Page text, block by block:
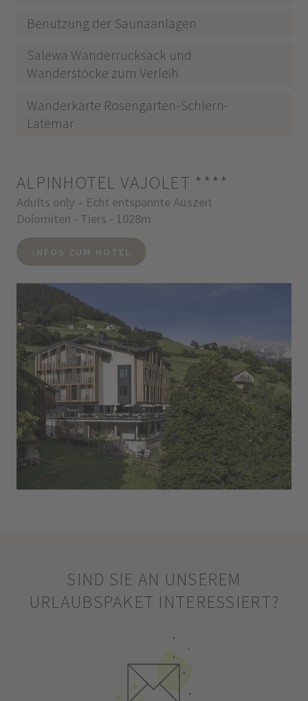
Benutzung der Saunaanlagen
Salewa Wanderrucksack und
Wanderstöcke zum Verleih
Wanderkarte Rosengarten-Schlern-
Latemar
ALPINHOTEL VAJOLET ****
Adults only – Echt entspannte Auszeit
Dolomiten - Tiers - 1028m
INFOS ZUM HOTEL
SIND SIE AN UNSEREM
URLAUBSPAKET INTERESSIERT?